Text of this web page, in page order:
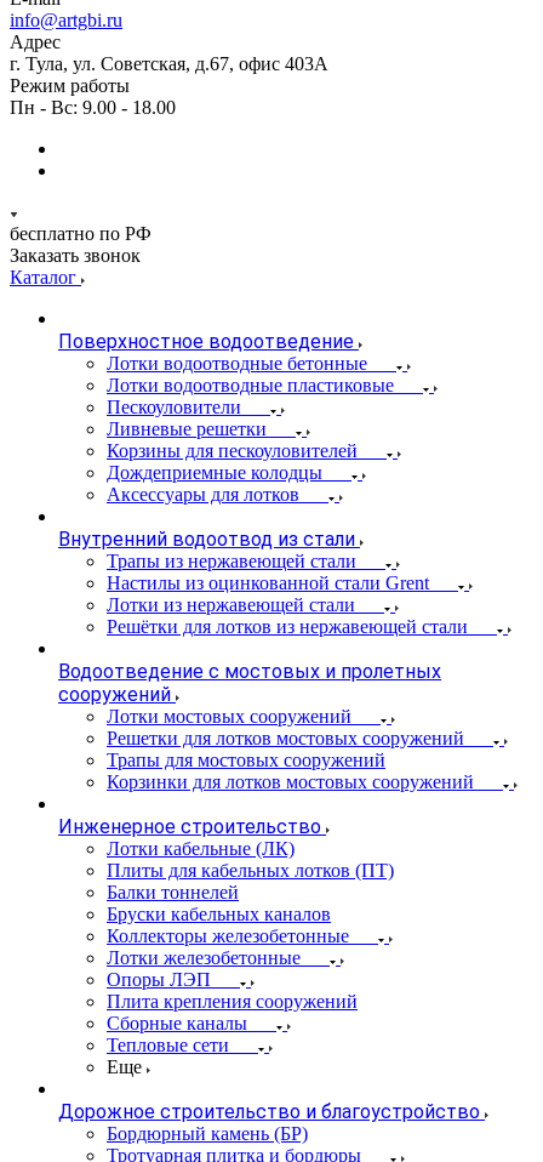
info@artgbi.ru
Адрес
г. Тула, ул. Советская, д.67, офис 403А
Режим работы
Пн - Вс: 9.00 - 18.00
бесплатно по РФ
Заказать звонок
Каталог
Поверхностное водоотведение
Лотки водоотводные бетонные
Лотки водоотводные пластиковые
Пескоуловители
Ливневые решетки
Корзины для пескоуловителей
Дождеприемные колодцы
Аксессуары для лотков
Внутренний водоотвод из стали
Трапы из нержавеющей стали
Настилы из оцинкованной стали Grent
Лотки из нержавеющей стали
Решётки для лотков из нержавеющей стали
Водоотведение с мостовых и пролетных
сооружений
Лотки мостовых сооружений
Решетки для лотков мостовых сооружений
Трапы для мостовых сооружений
Корзинки для лотков мостовых сооружений
Инженерное строительство
Лотки кабельные (ЛК)
Плиты для кабельных лотков (ПТ)
Балки тоннелей
Бруски кабельных каналов
Коллекторы железобетонные
Лотки железобетонные
Опоры ЛЭП
Плита крепления сооружений
Сборные каналы
Тепловые сети
Еще
Дорожное строительство и благоустройство
Бордюрный камень (БР)
Тротуарная плитка и бордюры